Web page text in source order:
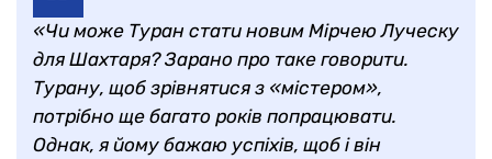
«Чи може Туран стати новим Мірчею Луческу
для Шахтаря? Зарано про таке говорити.
Турану, щоб зрівнятися з «містером»,
потрібно ще багато років попрацювати.
Однак, я йому бажаю успіхів, щоб і він